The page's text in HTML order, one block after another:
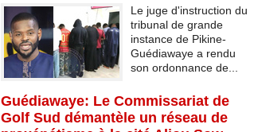
Le juge d'instruction du
tribunal de grande
instance de Pikine-
Guédiawaye a rendu
son ordonnance de...
Guédiawaye: Le Commissariat de
Golf Sud démantèle un réseau de